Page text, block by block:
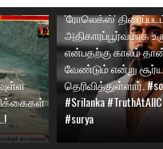
'ரோலெக்ஸ்'
அதிகாரப்பூர்வமாக
என்பதற்கு காலம்
வேண்டும் என்று
தெரிவித்துள்ளார்.
#Srilanka
#surya